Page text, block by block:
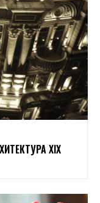
XIX